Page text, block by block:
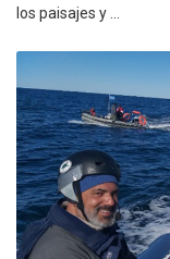
los paisajes y ...